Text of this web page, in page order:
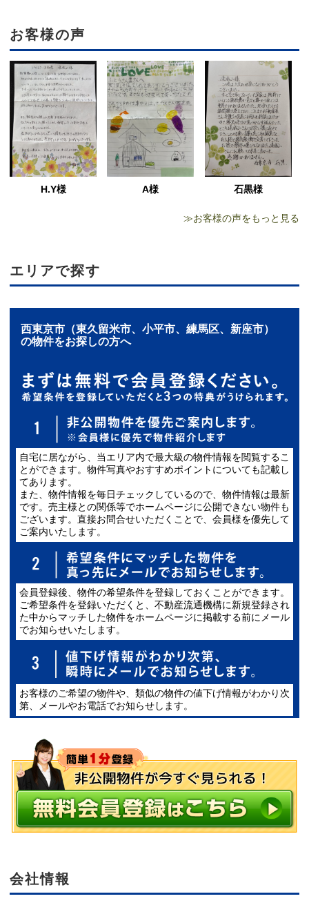
お客様の声
H.Y様 A様 石黒様
≫お客様の声をもっと見る
エリアで探す
西東京市（東久留米市、小平市、練馬区、新座市）
の物件をお探しの方へ
自宅に居ながら、当エリア内で最大級の物件情報を閲覧するこ
とができます。物件写真やおすすめポイントについても記載し
てあります。
また、物件情報を毎日チェックしているので、物件情報は最新
です。売主様との関係等でホームページに公開できない物件も
ございます。直接お問合せいただくことで、会員様を優先して
ご案内いたします。
会員登録後、物件の希望条件を登録しておくことができます。
ご希望条件を登録いただくと、不動産流通機構に新規登録され
た中からマッチした物件をホームページに掲載する前にメール
でお知らせいたします。
お客様のご希望の物件や、類似の物件の値下げ情報がわかり次
第、メールやお電話でお知らせします。
会社情報